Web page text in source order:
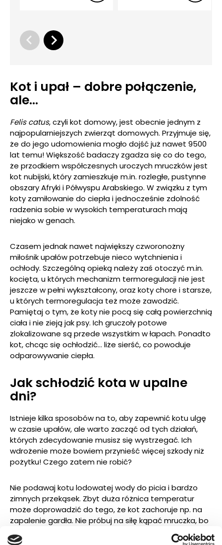
Kot i upał – dobre połączenie,
ale…
Felis catus, czyli kot domowy, jest obecnie jednym z
najpopularniejszych zwierząt domowych. Przyjmuje się,
że do jego udomowienia mogło dojść już nawet 9500
lat temu! Większość badaczy zgadza się co do tego,
że przodkiem współczesnych uroczych mruczków jest
kot nubijski, który zamieszkuje m.in. rozległe, pustynne
obszary Afryki i Półwyspu Arabskiego. W związku z tym
koty zamiłowanie do ciepła i jednocześnie zdolność
radzenia sobie w wysokich temperaturach mają
niejako w genach.
Czasem jednak nawet największy czworonożny
miłośnik upałów potrzebuje nieco wytchnienia i
ochłody. Szczególną opieką należy zaś otoczyć m.in.
kocięta, u których mechanizm termoregulacji nie jest
jeszcze w pełni wykształcony, oraz koty chore i starsze,
u których termoregulacja też może zawodzić.
Pamiętaj o tym, że koty nie pocą się całą powierzchnią
ciała i nie zieją jak psy. Ich gruczoły potowe
zlokalizowane są przede wszystkim w łapach. Ponadto
kot, chcąc się ochłodzić… liże sierść, co powoduje
odparowywanie ciepła.
Jak schłodzić kota w upalne
dni?
Istnieje kilka sposobów na to, aby zapewnić kotu ulgę
w czasie upałów, ale warto zacząć od tych działań,
których zdecydowanie musisz się wystrzegać. Ich
wdrożenie może bowiem przynieść więcej szkody niż
pożytku! Czego zatem nie robić?
Nie podawaj kotu lodowatej wody do picia i bardzo
zimnych przekąsek. Zbyt duża różnica temperatur
może doprowadzić do tego, że kot zachoruje np. na
zapalenie gardła. Nie próbuj na siłę kąpać mruczka, bo
jak wiesz, zdecydowana większość kotów nie
przepada za wodą. Usilne schładzanie kota w wannie